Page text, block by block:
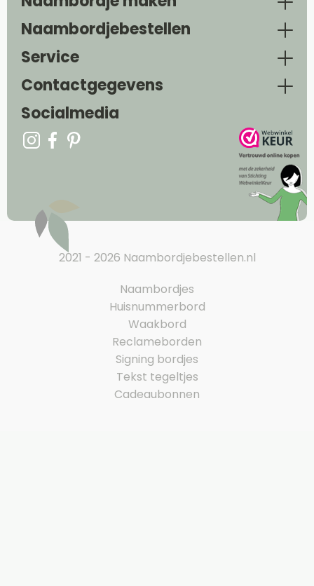
Naambordjebestellen
Service
Contactgegevens
Socialmedia
2021 - 2026 Naambordjebestellen.nl
Naambordjes
Huisnummerbord
Waakbord
Reclameborden
Signing bordjes
Tekst tegeltjes
Cadeaubonnen